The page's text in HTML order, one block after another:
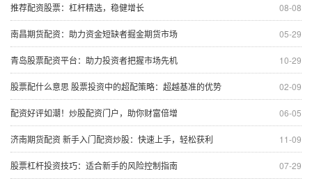
08-08
推荐配资股票：杠杆精选，稳健增长
05-29
南昌期货配资：助力资金短缺者掘金期货市场
10-29
青岛股票配资平台：助力投资者把握市场先机
02-09
股票配什么意思 股票投资中的超配策略：超越基准的优势
06-05
配资好评如潮！炒股配资门户，助你财富倍增
11-09
济南期货配资 新手入门配资炒股：快速上手，轻松获利
07-29
股票杠杆投资技巧：适合新手的风险控制指南